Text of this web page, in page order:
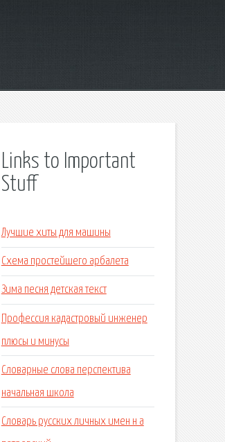
Links to Important
Stuff
Лучшие хиты для машины
Схема простейшего арбалета
Зима песня детская текст
Профессия кадастровый инженер
плюсы и минусы
Словарные слова перспектива
начальная школа
Словарь русских личных имен н а